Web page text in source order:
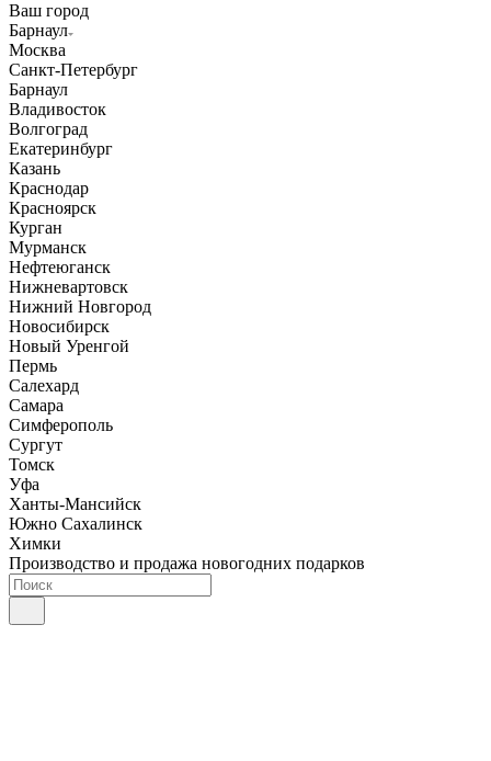
Ваш город
Барнаул
Москва
Санкт-Петербург
Барнаул
Владивосток
Волгоград
Екатеринбург
Казань
Краснодар
Красноярск
Курган
Мурманск
Нефтеюганск
Нижневартовск
Нижний Новгород
Новосибирск
Новый Уренгой
Пермь
Салехард
Самара
Симферополь
Сургут
Томск
Уфа
Ханты-Мансийск
Южно Сахалинск
Химки
Производство и продажа новогодних подарков